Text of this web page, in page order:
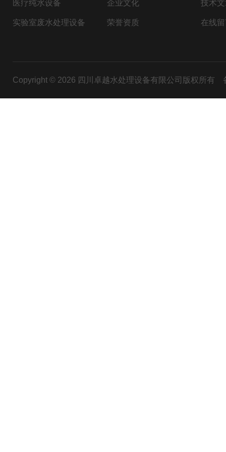
医疗纯水设备
实验室废水处理设备
企业文化
荣誉资质
技术
在线
Copyright © 2026 四川卓越水处理设备有限公司版权所有